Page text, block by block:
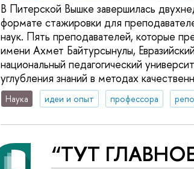
В Питерской Вышке завершилась
формате стажировки для
наук. Пять преподавателей, которые
имени Ахмет Байтурсынулы,
национальный педагогический
углубления знаний в методах
Наука идеи и опыт профессора
“ТУТ